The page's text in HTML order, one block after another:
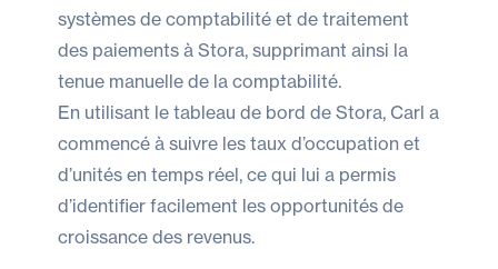
systèmes de comptabilité et de traitement
des paiements à Stora, supprimant ainsi la
tenue manuelle de la comptabilité.
En utilisant le tableau de bord de Stora, Carl a
commencé à suivre les taux d’occupation et
d’unités en temps réel, ce qui lui a permis
d’identifier facilement les opportunités de
croissance des revenus.